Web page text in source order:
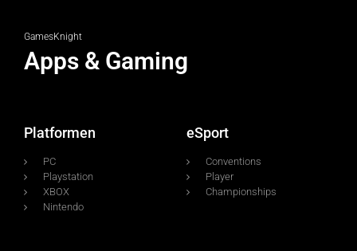
GamesKnight
Apps & Gaming
Platformen
PC
Playstation
XBOX
Nintendo
eSport
Conventions
Player
Championships